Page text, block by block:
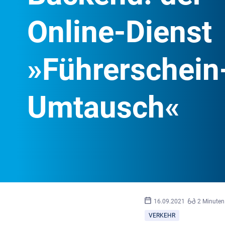
Online-Dienst
Umtausch«
16.09.2021
2 Minuten
VERKEHR